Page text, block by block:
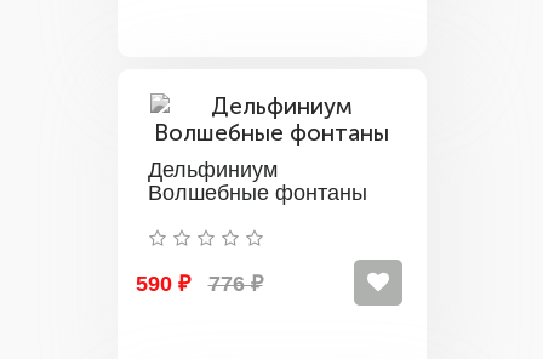
Дельфиниум
Волшебные фонтаны
590 ₽ 776 ₽